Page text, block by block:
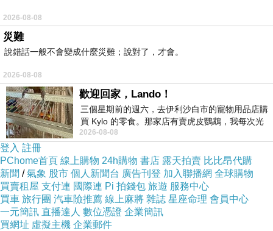
2026-08-08
災難
說錯話一般不會變成什麼災難；說對了，才會。
2026-08-08
歡迎回家，Lando！
三個星期前的週六，去伊利沙白市的寵物用品店購
買 Kylo 的零食。那家店有賣虎皮鸚鵡，我每次光
顧都會去看一下。他們偶爾會引進 C
2026-08-08
登入 註冊
PChome首頁 線上購物 24h購物 書店 露天拍賣 比比昂代購
新聞 /氣象 股市 個人新聞台 廣告刊登 加入聯播網 全球購物
買賣租屋 支付連 國際連 Pi 拍錢包 旅遊 服務中心
買車 旅行團 汽車險推薦 線上麻將 雜誌 星座命理 會員中心
一元簡訊 直播達人 數位憑證 企業簡訊
買網址 虛擬主機 企業郵件